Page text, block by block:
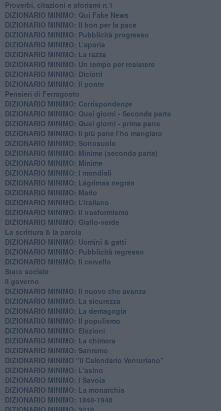
​Proverbi, citazioni e aforismi n.1
DIZIONARIO MINIMO: Qui Fake News
DIZIONARIO MINIMO: ​Il bon per la pace
DIZIONARIO MINIMO: Pubblicità progresso
DIZIONARIO MINIMO: L’aporìa
DIZIONARIO MINIMO: La razza
DIZIONARIO MINIMO: Un tempo per resistere
DIZIONARIO MINIMO: Diciotti
DIZIONARIO MINIMO: Il ponte
Pensieri di Ferragosto
DIZIONARIO MINIMO: Corrispondenze
DIZIONARIO MINIMO: Quei giorni - Seconda parte
DIZIONARIO MINIMO: Quei giorni - prima parte
DIZIONARIO MINIMO: Il più pane l’ho mangiato
DIZIONARIO MINIMO: Sottosuolo
DIZIONARIO MINIMO: Minime (seconda parte)
DIZIONARIO MINIMO: Minime
DIZIONARIO MINIMO: ​I mondiali
DIZIONARIO MINIMO: ​Lágrimas negras
DIZIONARIO MINIMO: Mario
DIZIONARIO MINIMO: L’italiano
DIZIONARIO MINIMO: Il trasformismo
DIZIONARIO MINIMO: Giallo-verde
La scrittura & la parola
​DIZIONARIO MINIMO: Uomini & gatti
DIZIONARIO MINIMO: ​Pubblicità regresso
DIZIONARIO MINIMO: Il cervello
Stato sociale
Il governo
DIZIONARIO MINIMO: Il nuovo che avanza
DIZIONARIO MINIMO: La sicurezza
DIZIONARIO MINIMO: La demagogia
DIZIONARIO MINIMO: Il populismo
DIZIONARIO MINIMO: Elezioni
DIZIONARIO MINIMO: La chimera
DIZIONARIO MINIMO: Sanremo
DIZIONARIO MINIMO "Il Calendario Venturiano"
DIZIONARIO MINIMO: L'asino
DIZIONARIO MINIMO: I Savoia
DIZIONARIO MINIMO: La monarchia
DIZIONARIO MINIMO: 1848-1948